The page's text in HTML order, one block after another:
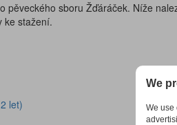
pěveckého sboru Žďáráček. Níže
ke stažení.
let)
We
We use